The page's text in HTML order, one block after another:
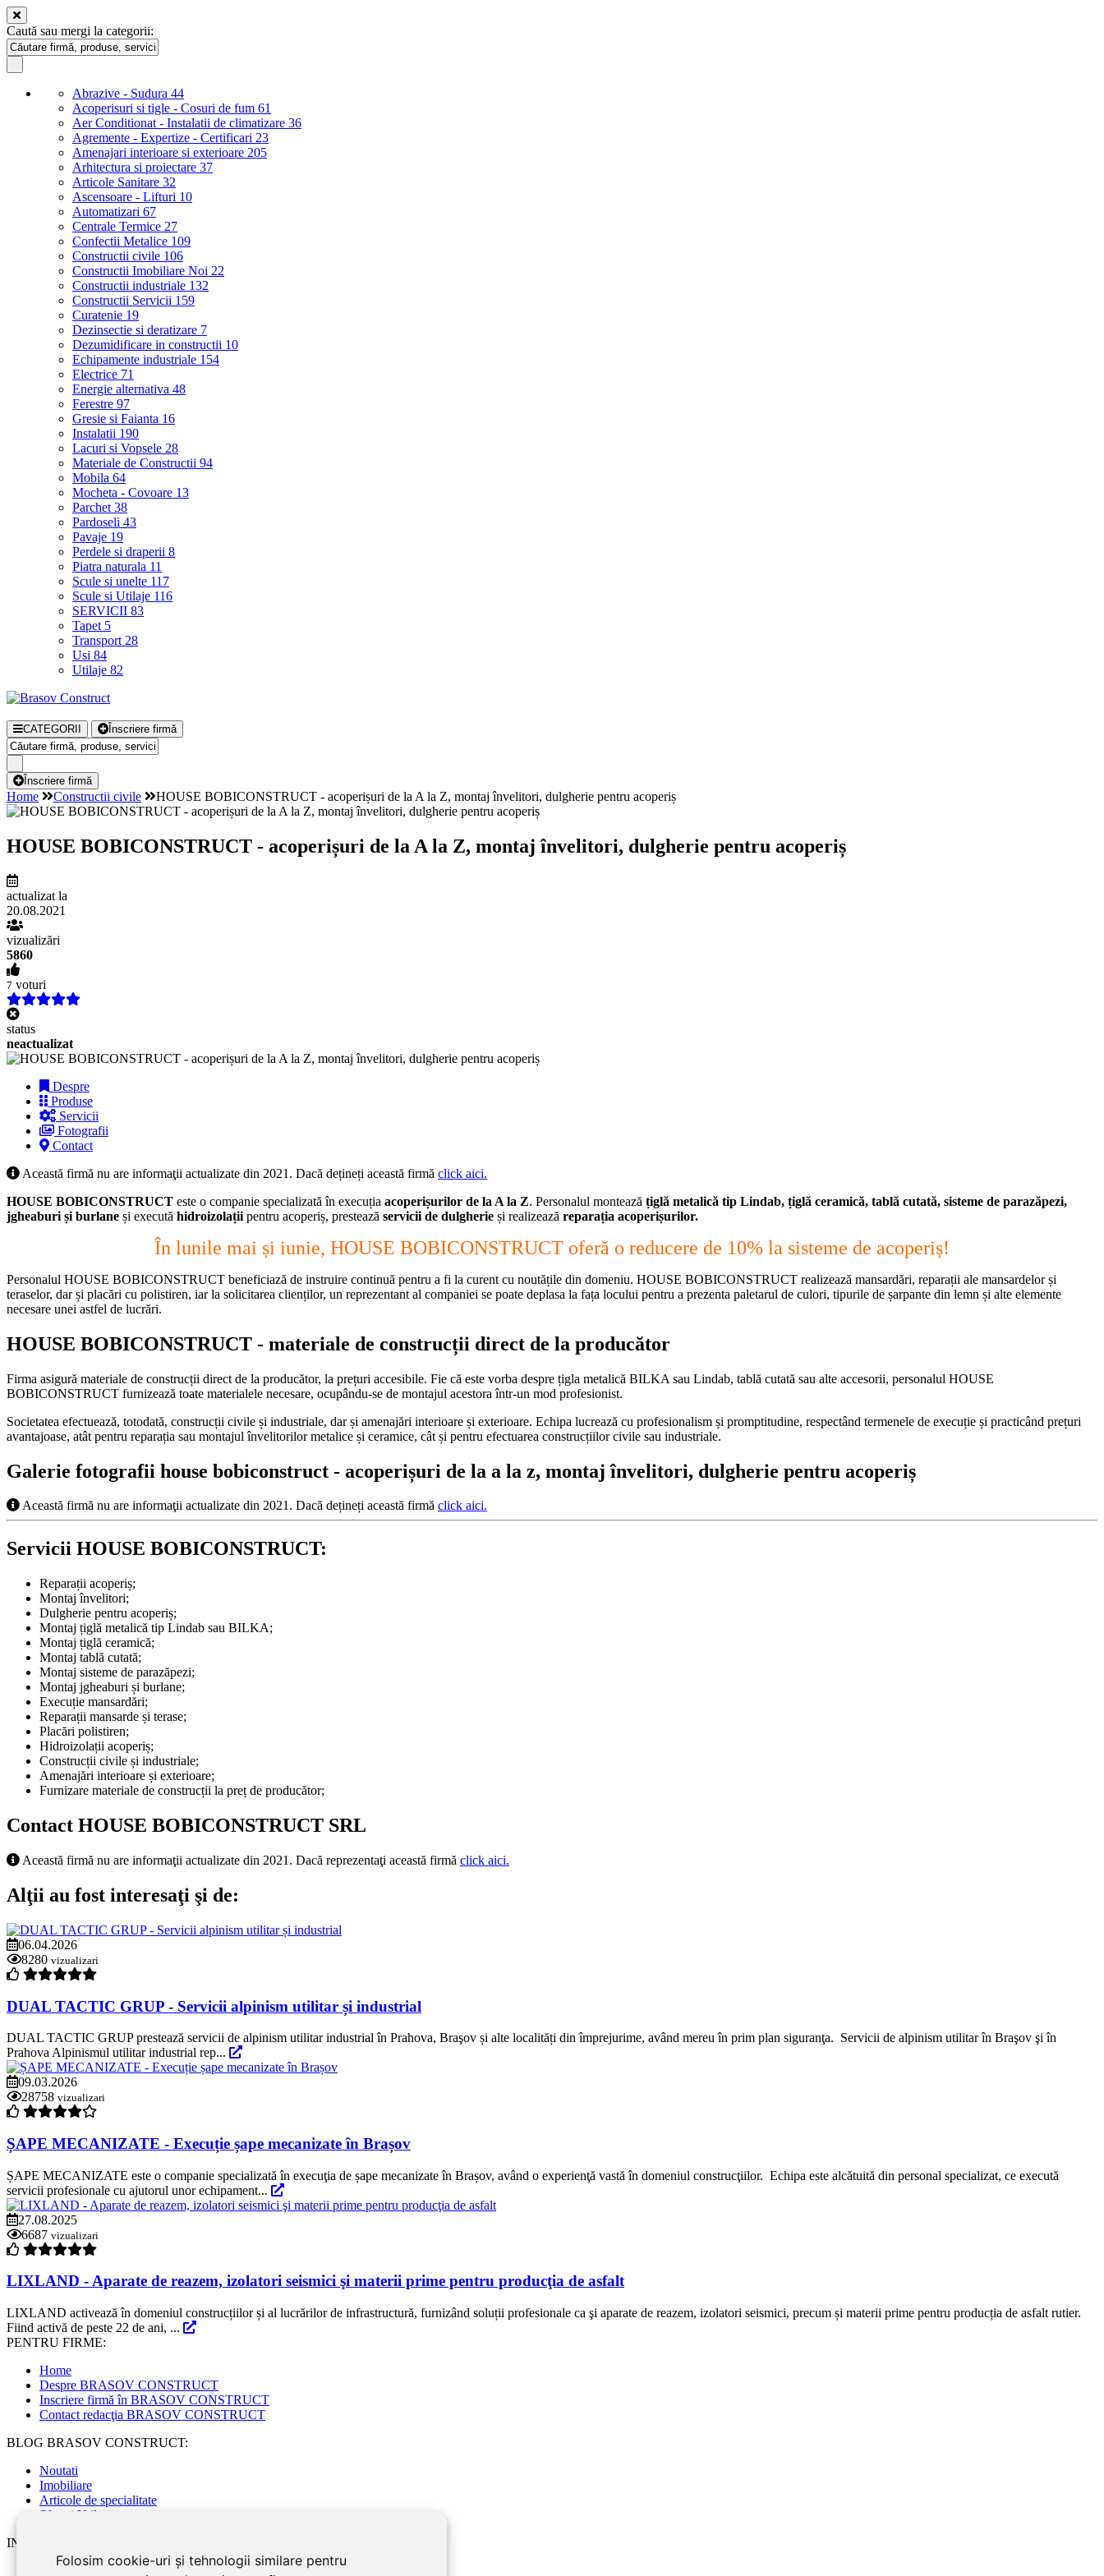
Folosim cookie-uri și tehnologii similare pentru
Caută sau mergi la categorii:
Abrazive - Sudura 44
Acoperisuri si tigle - Cosuri de fum 61
Aer Conditionat - Instalatii de climatizare 36
Agremente - Expertize - Certificari 23
Amenajari interioare si exterioare 205
Arhitectura si proiectare 37
Articole Sanitare 32
Ascensoare - Lifturi 10
Automatizari 67
Centrale Termice 27
Confectii Metalice 109
Constructii civile 106
Constructii Imobiliare Noi 22
Constructii industriale 132
Constructii Servicii 159
Curatenie 19
Dezinsectie si deratizare 7
Dezumidificare in constructii 10
Echipamente industriale 154
Electrice 71
Energie alternativa 48
Ferestre 97
Gresie si Faianta 16
Instalatii 190
Lacuri si Vopsele 28
Materiale de Constructii 94
Mobila 64
Mocheta - Covoare 13
Parchet 38
Pardoseli 43
Pavaje 19
Perdele si draperii 8
Piatra naturala 11
Scule si unelte 117
Scule si Utilaje 116
SERVICII 83
Tapet 5
Transport 28
Usi 84
Utilaje 82
CATEGORII Înscriere firmă
Înscriere firmă
Home Constructii civile HOUSE BOBICONSTRUCT - acoperișuri de la A la Z, montaj învelitori, dulgherie pentru acoperiș
HOUSE BOBICONSTRUCT - acoperișuri de la A la Z, montaj învelitori, dulgherie pentru acoperiș
actualizat la
20.08.2021
vizualizări
5860
7 voturi
status
neactualizat
Despre
Produse
Servicii
Fotografii
Contact
Această firmă nu are informaţii actualizate din 2021. Dacă dețineți această firmă click aici.
HOUSE BOBICONSTRUCT este o companie specializată în execuția acoperișurilor de la A la Z. Personalul montează țiglă metalică tip Lindab, țiglă ceramică, tablă cutată, sisteme de parazăpezi,
jgheaburi și burlane și execută hidroizolații pentru acoperiș, prestează servicii de dulgherie și realizează reparația acoperișurilor.
În lunile mai și iunie, HOUSE BOBICONSTRUCT oferă o reducere de 10% la sisteme de acoperiș!
Personalul HOUSE BOBICONSTRUCT beneficiază de instruire continuă pentru a fi la curent cu noutățile din domeniu. HOUSE BOBICONSTRUCT realizează mansardări, reparații ale mansardelor și
teraselor, dar și placări cu polistiren, iar la solicitarea clienților, un reprezentant al companiei se poate deplasa la fața locului pentru a prezenta paletarul de culori, tipurile de șarpante din lemn și alte elemente
necesare unei astfel de lucrări.
HOUSE BOBICONSTRUCT - materiale de construcții direct de la producător
Firma asigură materiale de construcții direct de la producător, la prețuri accesibile. Fie că este vorba despre țigla metalică BILKA sau Lindab, tablă cutată sau alte accesorii, personalul HOUSE
BOBICONSTRUCT furnizează toate materialele necesare, ocupându-se de montajul acestora într-un mod profesionist.
Societatea efectuează, totodată, construcții civile și industriale, dar și amenajări interioare și exterioare. Echipa lucrează cu profesionalism și promptitudine, respectând termenele de execuție și practicând prețuri
avantajoase, atât pentru reparația sau montajul învelitorilor metalice și ceramice, cât și pentru efectuarea construcțiilor civile sau industriale.
Galerie fotografii house bobiconstruct - acoperișuri de la a la z, montaj învelitori, dulgherie pentru acoperiș
Această firmă nu are informaţii actualizate din 2021. Dacă dețineți această firmă click aici.
Servicii HOUSE BOBICONSTRUCT:
Reparații acoperiș;
Montaj învelitori;
Dulgherie pentru acoperiș;
Montaj țiglă metalică tip Lindab sau BILKA;
Montaj țiglă ceramică;
Montaj tablă cutată;
Montaj sisteme de parazăpezi;
Montaj jgheaburi și burlane;
Execuție mansardări;
Reparații mansarde și terase;
Placări polistiren;
Hidroizolații acoperiș;
Construcții civile și industriale;
Amenajări interioare și exterioare;
Furnizare materiale de construcții la preț de producător;
Contact HOUSE BOBICONSTRUCT SRL
Această firmă nu are informaţii actualizate din 2021. Dacă reprezentaţi această firmă click aici.
Alţii au fost interesaţi şi de:
06.04.2026
8280 vizualizari
DUAL TACTIC GRUP - Servicii alpinism utilitar și industrial
DUAL TACTIC GRUP prestează servicii de alpinism utilitar industrial în Prahova, Braşov și alte localități din împrejurime, având mereu în prim plan siguranţa. Servicii de alpinism utilitar în Braşov şi în
Prahova Alpinismul utilitar industrial rep...
09.03.2026
28758 vizualizari
ȘAPE MECANIZATE - Execuție șape mecanizate în Brașov
ȘAPE MECANIZATE este o companie specializată în execuţia de șape mecanizate în Brașov, având o experienţă vastă în domeniul construcţiilor. Echipa este alcătuită din personal specializat, ce execută
servicii profesionale cu ajutorul unor echipament...
27.08.2025
6687 vizualizari
LIXLAND - Aparate de reazem, izolatori seismici şi materii prime pentru producţia de asfalt
LIXLAND activează în domeniul construcțiilor și al lucrărilor de infrastructură, furnizând soluții profesionale ca şi aparate de reazem, izolatori seismici, precum și materii prime pentru producția de asfalt rutier.
Fiind activă de peste 22 de ani, ...
PENTRU FIRME:
Home
Despre BRASOV CONSTRUCT
Inscriere firmă în BRASOV CONSTRUCT
Contact redacţia BRASOV CONSTRUCT
BLOG BRASOV CONSTRUCT:
Noutati
Imobiliare
Articole de specialitate
Sfaturi Utile
INFORMATII UTILE:
Declaratia de confidentialitate